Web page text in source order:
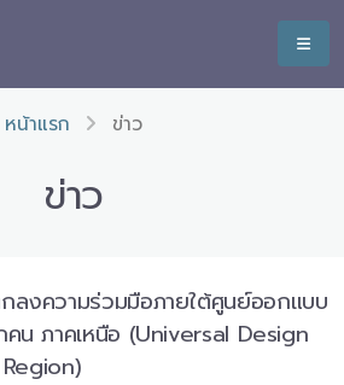
หน้าแรก ข่าว
ข่าว
งความร่วมมือภายใต้ศูนย์ออกแบบ
น ภาคเหนือ (Universal Design